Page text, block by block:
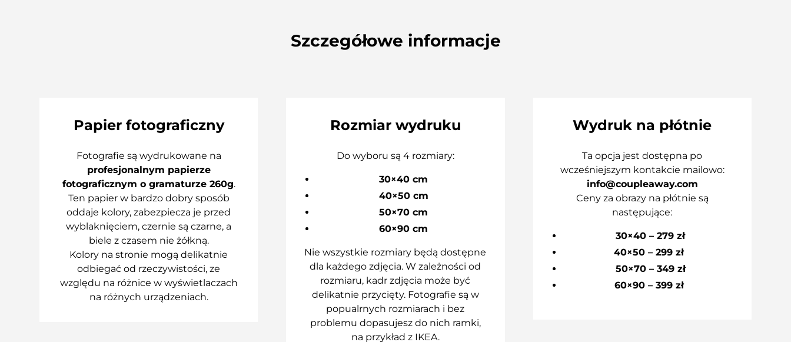
Szczegółowe informacje
Papier fotograficzny
Fotografie są wydrukowane na
profesjonalnym papierze
fotograficznym o gramaturze 260g.
Ten papier w bardzo dobry sposób
oddaje kolory, zabezpiecza je przed
wyblaknięciem, czernie są czarne, a
biele z czasem nie żółkną.
Kolory na stronie mogą delikatnie
odbiegać od rzeczywistości, ze
względu na różnice w wyświetlaczach
na różnych urządzeniach.
Rozmiar wydruku
Do wyboru są 4 rozmiary:
30×40 cm
40×50 cm
50×70 cm
60×90 cm
Nie wszystkie rozmiary będą dostępne
dla każdego zdjęcia. W zależności od
rozmiaru, kadr zdjęcia może być
delikatnie przycięty. Fotografie są w
popualrnych rozmiarach i bez
problemu dopasujesz do nich ramki,
na przykład z IKEA.
Wydruk na płótnie
Ta opcja jest dostępna po
wcześniejszym kontakcie mailowo:
info@coupleaway.com
Ceny za obrazy na płótnie są
następujące:
30×40 – 279 zł
40×50 – 299 zł
50×70 – 349 zł
60×90 – 399 zł